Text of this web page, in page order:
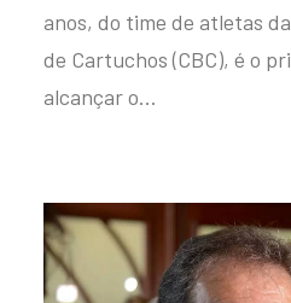
anos, do time de atletas
de Cartuchos (CBC), é o
alcançar o…